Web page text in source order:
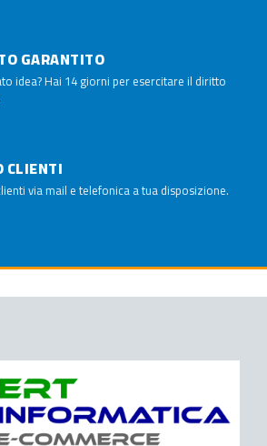
GARANTITO
idea? Hai 14 giorni per esercitare il diritto
CLIENTI
via mail e telefonica a tua disposizione.